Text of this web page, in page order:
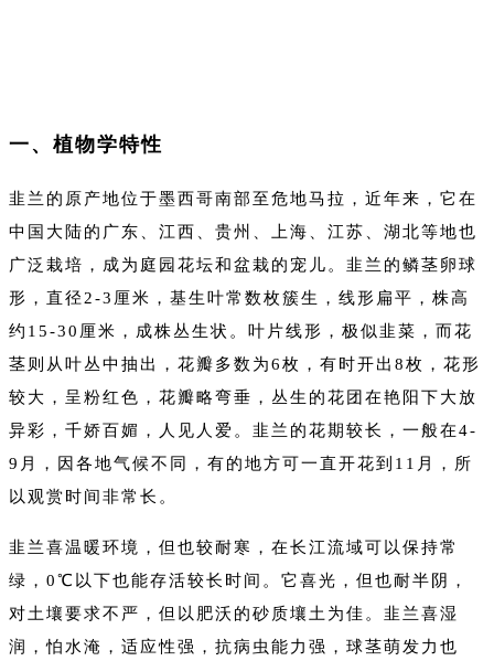
一、植物学特性
韭兰的原产地位于墨西哥南部至危地马拉，近年来，它在
中国大陆的广东、江西、贵州、上海、江苏、湖北等地也
广泛栽培，成为庭园花坛和盆栽的宠儿。韭兰的鳞茎卵球
形，直径2-3厘米，基生叶常数枚簇生，线形扁平，株高
约15-30厘米，成株丛生状。叶片线形，极似韭菜，而花
茎则从叶丛中抽出，花瓣多数为6枚，有时开出8枚，花形
较大，呈粉红色，花瓣略弯垂，丛生的花团在艳阳下大放
异彩，千娇百媚，人见人爱。韭兰的花期较长，一般在4-
9月，因各地气候不同，有的地方可一直开花到11月，所
以观赏时间非常长。
韭兰喜温暖环境，但也较耐寒，在长江流域可以保持常
绿，0℃以下也能存活较长时间。它喜光，但也耐半阴，
对土壤要求不严，但以肥沃的砂质壤土为佳。韭兰喜湿
润，怕水淹，适应性强，抗病虫能力强，球茎萌发力也